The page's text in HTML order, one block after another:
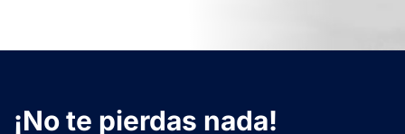
¡No te pierdas nada!